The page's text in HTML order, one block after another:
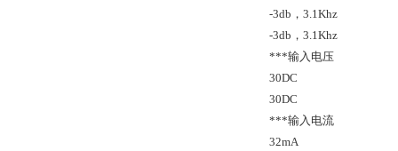
-3db，3.1Khz
-3db，3.1Khz
***输入电压
30DC
30DC
***输入电流
32mA